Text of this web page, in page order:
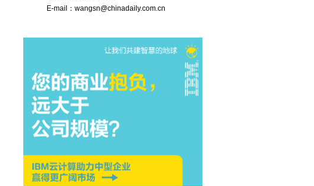
E-mail： wangsn@chinadaily.com.cn